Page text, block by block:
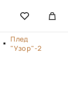
Плед
"Узор"-2